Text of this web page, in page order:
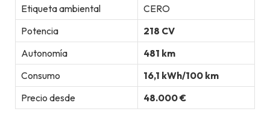
Etiqueta ambiental
CERO
Potencia
218 CV
Autonomía
481 km
Consumo
16,1 kWh/100 km
Precio desde
48.000 €